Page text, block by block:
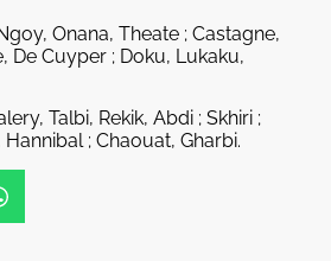
Onana, Theate ; Castagne,
De Cuyper ; Doku, Lukaku,
Talbi, Rekik, Abdi ; Skhiri ;
; Chaouat, Gharbi.